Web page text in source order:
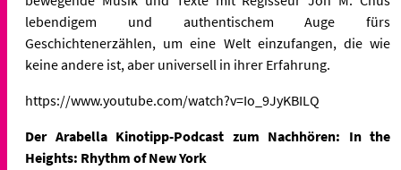
lebendigem und authentischem Auge fürs
Geschichtenerzählen, um eine Welt einzufangen, die wie
keine andere ist, aber universell in ihrer Erfahrung.
https://www.youtube.com/watch?v=Io_9JyKBILQ
Der Arabella Kinotipp-Podcast zum Nachhören: In the
Heights: Rhythm of New York